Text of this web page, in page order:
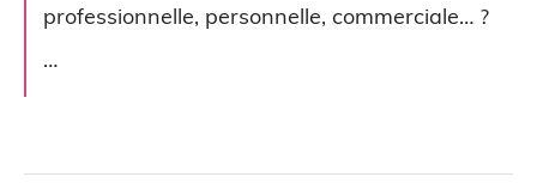
professionnelle, personnelle, commerciale… ?
…